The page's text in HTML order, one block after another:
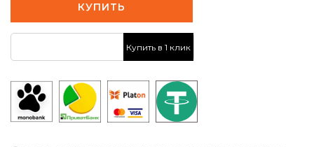
КУПИТЬ
Купить в 1 клик